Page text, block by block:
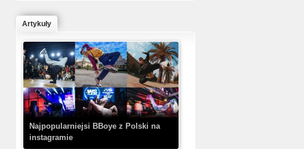
Kaczorex w najnowszym klipie: HRYPA
– Kobieta z walizką
Artykuły
Najpopularniejsi BBoye z Polski na
instagramie